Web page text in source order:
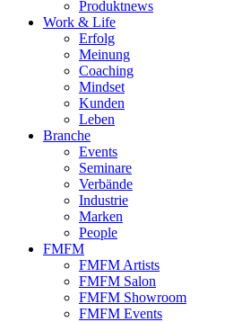
Produktnews
Work & Life
Erfolg
Meinung
Coaching
Mindset
Kunden
Leben
Branche
Events
Seminare
Verbände
Industrie
Marken
People
FMFM
FMFM Artists
FMFM Salon
FMFM Showroom
FMFM Events